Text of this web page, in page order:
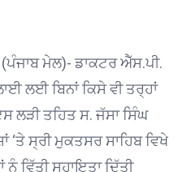
ਮੇਲ)- ਡਾਕਟਰ ਐੱਸ.ਪੀ.
ਲਈ ਬਿਨਾਂ ਕਿਸੇ ਵੀ ਤਰ੍ਹਾਂ
ਲੜੀ ਤਹਿਤ ਸ. ਜੱਸਾ ਸਿੰਘ
‘ਤੇ ਸ੍ਰੀ ਮੁਕਤਸਰ ਸਾਹਿਬ ਵਿਖੇ
ਵਿੱਤੀ ਸਹਾਇਤਾ ਦਿੱਤੀ